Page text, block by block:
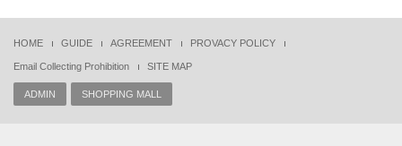
HOME GUIDE AGREEMENT PROVACY POLICY
Email Collecting Prohibition SITE MAP
ADMIN SHOPPING MALL